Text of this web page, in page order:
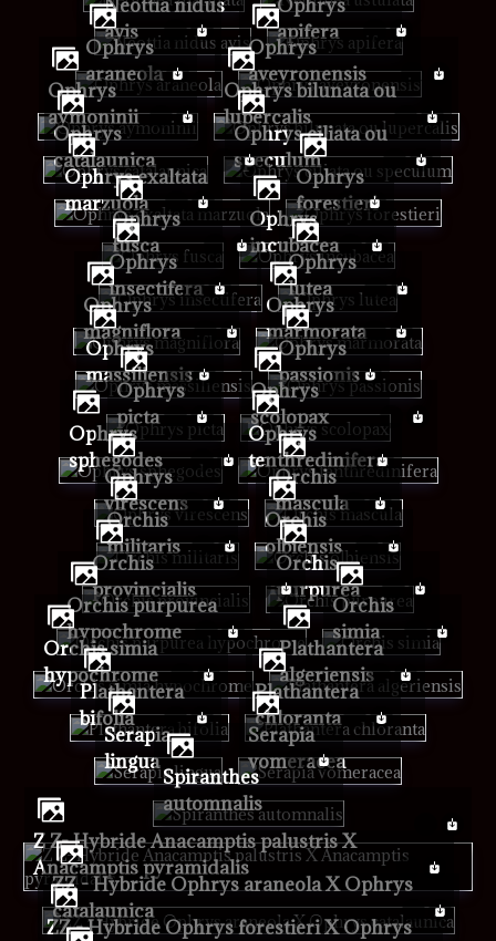
Neottia nidus
avis
Ophrys
apifera
Ophrys
araneola
Ophrys
aveyronensis
Ophrys
aymoninii
Ophrys bilunata ou
lupercalis
Ophrys
catalaunica
Ophrys ciliata ou
speculum
Ophrys exaltata
marzuola
Ophrys
forestieri
Ophrys
fusca
Ophrys
incubacea
Ophrys
insectifera
Ophrys
lutea
Ophrys
magniflora
Ophrys
marmorata
Ophrys
massiliensis
Ophrys
passionis
Ophrys
picta
Ophrys
scolopax
Ophrys
sphegodes
Ophrys
tenthredinifera
Ophrys
virescens
Orchis
mascula
Orchis
militaris
Orchis
olbiensis
Orchis
provincialis
Orchis
purpurea
Orchis purpurea
hypochrome
Orchis
simia
Orchis simia
hypochrome
Plathantera
algeriensis
Plathantera
bifolia
Plathantera
chloranta
Serapia
lingua
Serapia
vomeracea
Spiranthes
automnalis
Z Z- Hybride Anacamptis palustris X
Anacamptis pyramidalis
ZZ - Hybride Ophrys araneola X Ophrys
catalaunica
ZZ - Hybride Ophrys forestieri X Ophrys